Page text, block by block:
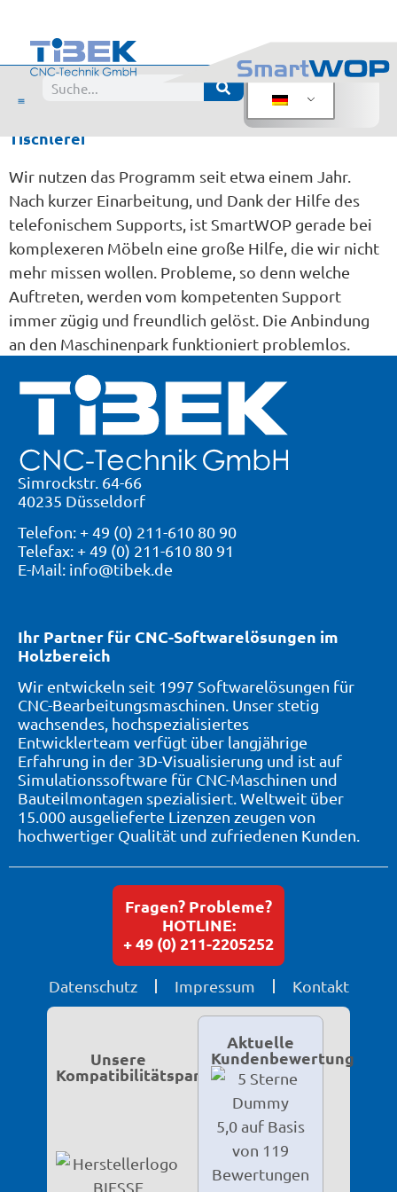
Bewertung:
Robert von der Heide, toppform
Tischlerei
Wir nutzen das Programm seit etwa einem Jahr.
Nach kurzer Einarbeitung, und Dank der Hilfe des
telefonischem Supports, ist SmartWOP gerade bei
komplexeren Möbeln eine große Hilfe, die wir nicht
mehr missen wollen. Probleme, so denn welche
Auftreten, werden vom kompetenten Support
immer zügig und freundlich gelöst. Die Anbindung
an den Maschinenpark funktioniert problemlos.
Ihr Partner für CNC-Softwarelösungen im
Holzbereich
Wir entwickeln seit 1997 Softwarelösungen für
CNC-Bearbeitungsmaschinen. Unser stetig
wachsendes, hochspezialisiertes
Entwicklerteam verfügt über langjährige
Erfahrung in der 3D-Visualisierung und ist auf
Simulationssoftware für CNC-Maschinen und
Bauteilmontagen spezialisiert. Weltweit über
15.000 ausgelieferte Lizenzen zeugen von
hochwertiger Qualität und zufriedenen Kunden.
Simrockstr. 64-66
40235 Düsseldorf
Telefon: + 49 (0) 211-610 80 90
Telefax: + 49 (0) 211-610 80 91
E-Mail: info@tibek.de
Datenschutz Impressum Kontakt
Fragen? Probleme?
HOTLINE:
+ 49 (0) 211-2205252
Unsere
Kompatibilitätspartner
Aktuelle
Kundenbewertung
5,0 auf Basis
von 119
Bewertungen